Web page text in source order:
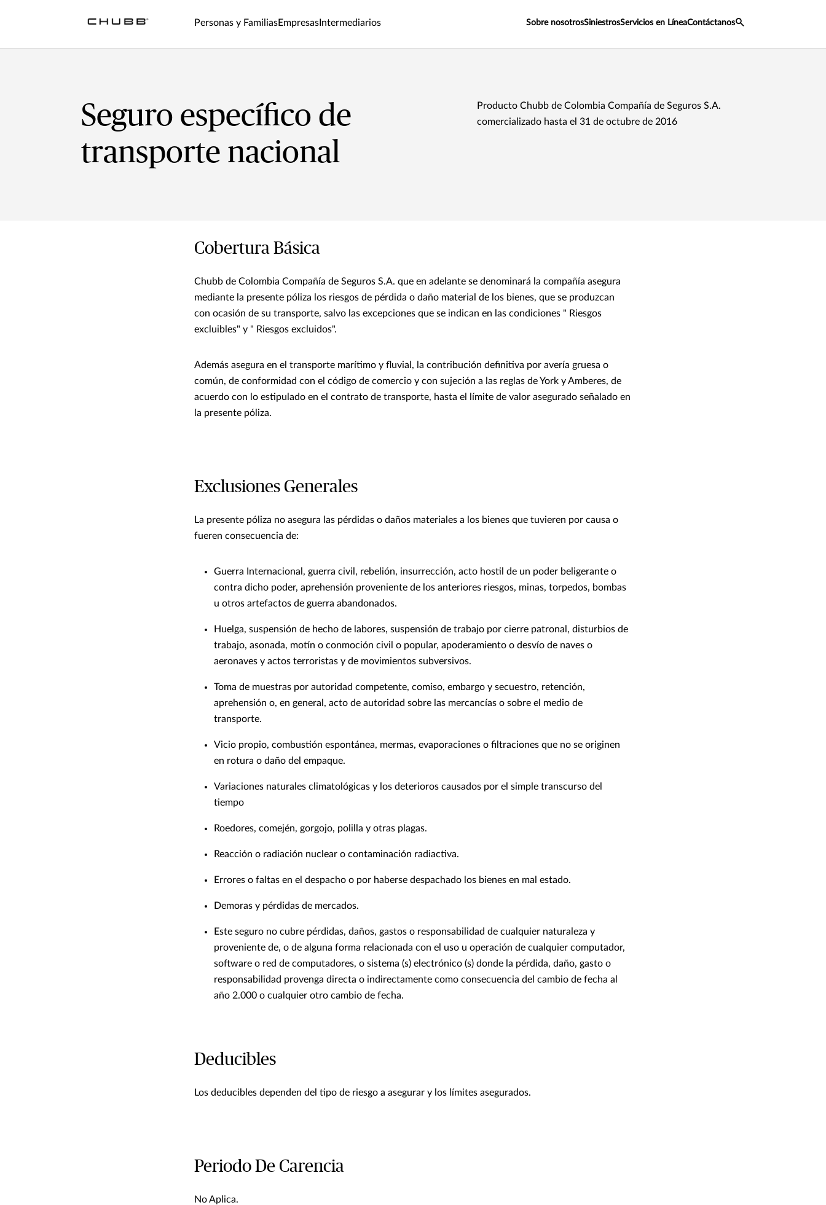
Personas y FamiliasEmpresas Intermediarios Sobre nosotrosSiniestrosServicios en LíneaContáctanos
Seguro específico de
transporte nacional
Producto Chubb de Colombia Compañía de Seguros S.A.
comercializado hasta el 31 de octubre de 2016
Cobertura Básica
Chubb de Colombia Compañía de Seguros S.A. que en adelante se denominará la compañía asegura
mediante la presente póliza los riesgos de pérdida o daño material de los bienes, que se produzcan
con ocasión de su transporte, salvo las excepciones que se indican en las condiciones " Riesgos
excluibles" y " Riesgos excluidos".
Además asegura en el transporte marítimo y fluvial, la contribución definitiva por avería gruesa o
común, de conformidad con el código de comercio y con sujeción a las reglas de York y Amberes, de
acuerdo con lo estipulado en el contrato de transporte, hasta el límite de valor asegurado señalado en
la presente póliza.
Exclusiones Generales
La presente póliza no asegura las pérdidas o daños materiales a los bienes que tuvieren por causa o
fueren consecuencia de:
Guerra Internacional, guerra civil, rebelión, insurrección, acto hostil de un poder beligerante o
contra dicho poder, aprehensión proveniente de los anteriores riesgos, minas, torpedos, bombas
u otros artefactos de guerra abandonados.
Huelga, suspensión de hecho de labores, suspensión de trabajo por cierre patronal, disturbios de
trabajo, asonada, motín o conmoción civil o popular, apoderamiento o desvío de naves o
aeronaves y actos terroristas y de movimientos subversivos.
Toma de muestras por autoridad competente, comiso, embargo y secuestro, retención,
aprehensión o, en general, acto de autoridad sobre las mercancías o sobre el medio de
transporte.
Vicio propio, combustión espontánea, mermas, evaporaciones o filtraciones que no se originen
en rotura o daño del empaque.
Variaciones naturales climatológicas y los deterioros causados por el simple transcurso del
tiempo
Roedores, comején, gorgojo, polilla y otras plagas.
Reacción o radiación nuclear o contaminación radiactiva.
Errores o faltas en el despacho o por haberse despachado los bienes en mal estado.
Demoras y pérdidas de mercados.
Este seguro no cubre pérdidas, daños, gastos o responsabilidad de cualquier naturaleza y
proveniente de, o de alguna forma relacionada con el uso u operación de cualquier computador,
software o red de computadores, o sistema (s) electrónico (s) donde la pérdida, daño, gasto o
responsabilidad provenga directa o indirectamente como consecuencia del cambio de fecha al
año 2.000 o cualquier otro cambio de fecha.
Deducibles
Los deducibles dependen del tipo de riesgo a asegurar y los límites asegurados.
Periodo De Carencia
No Aplica.